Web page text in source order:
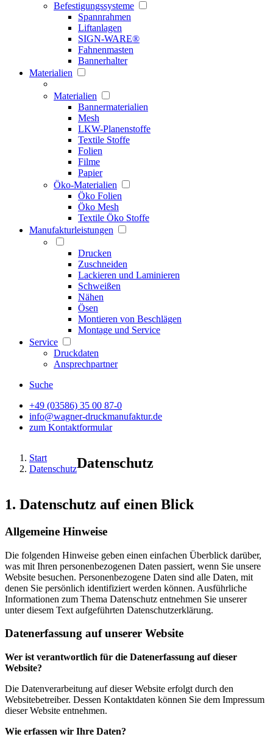
Befestigungssysteme
Spannrahmen
Liftanlagen
SIGN-WARE®
Fahnenmasten
Bannerhalter
Materialien
Materialien
Bannermaterialien
Mesh
LKW-Planenstoffe
Textile Stoffe
Folien
Filme
Papier
Öko-Materialien
Öko Folien
Öko Mesh
Textile Öko Stoffe
Manufakturleistungen
Drucken
Zuschneiden
Lackieren und Laminieren
Schweißen
Nähen
Ösen
Montieren von Beschlägen
Montage und Service
Service
Druckdaten
Ansprechpartner
Suche
+49 (03586) 35 00 87-0
info@wagner-druckmanufaktur.de
zum Kontaktformular
Start
DatenschutzDatenschutz
1. Datenschutz auf einen Blick
Allgemeine Hinweise
Die folgenden Hinweise geben einen einfachen Überblick darüber,
was mit Ihren personenbezogenen Daten passiert, wenn Sie unsere
Website besuchen. Personenbezogene Daten sind alle Daten, mit
denen Sie persönlich identifiziert werden können. Ausführliche
Informationen zum Thema Datenschutz entnehmen Sie unserer
unter diesem Text aufgeführten Datenschutzerklärung.
Datenerfassung auf unserer Website
Wer ist verantwortlich für die Datenerfassung auf dieser
Website?
Die Datenverarbeitung auf dieser Website erfolgt durch den
Websitebetreiber. Dessen Kontaktdaten können Sie dem Impressum
dieser Website entnehmen.
Wie erfassen wir Ihre Daten?